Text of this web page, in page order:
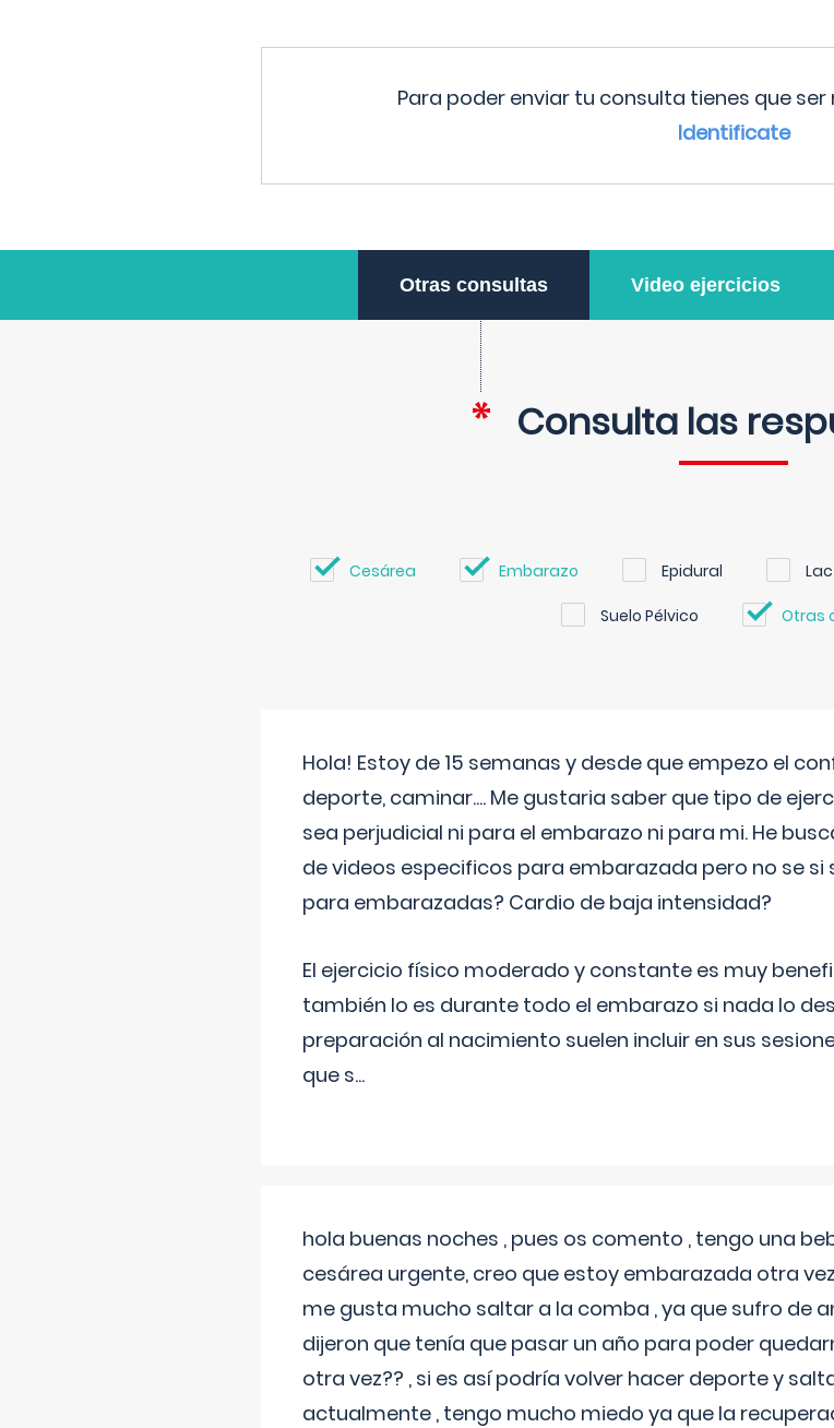
Para poder enviar tu consulta tienes que ser
Identificate
Otras consultas Video ejercicios
Consulta las
Cesárea Embarazo Epidural
Suelo Pélvico Otras
Hola! Estoy de 15 semanas y desde que empezo el
deporte, caminar.... Me gustaria saber que tipo de
sea perjudicial ni para el embarazo ni para mi. He
de videos especificos para embarazada pero no se
para embarazadas? Cardio de baja intensidad?
El ejercicio físico moderado y constante es muy
también lo es durante todo el embarazo si nada lo
preparación al nacimiento suelen incluir en sus
que s...
hola buenas noches , pues os comento , tengo una
cesárea urgente, creo que estoy embarazada otra
me gusta mucho saltar a la comba , ya que sufro de
dijeron que tenía que pasar un año para poder
otra vez?? , si es así podría volver hacer deporte y
actualmente , tengo mucho miedo ya que la